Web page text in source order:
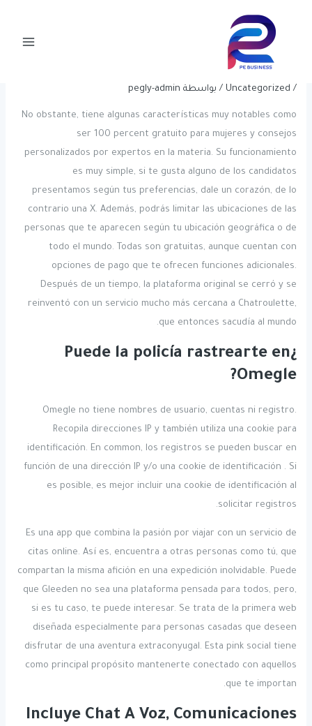
Videoconferencia Online Free Of
Charge 15 Alternativas A Skype
/
Uncategorized / بواسطة pegly-admin
No obstante, tiene algunas características muy notables como
ser 100 percent gratuito para mujeres y consejos
personalizados por expertos en la materia. Su funcionamiento
es muy simple, si te gusta alguno de los candidatos
presentamos según tus preferencias, dale un corazón, de lo
contrario una X. Además, podrás limitar las ubicaciones de las
personas que te aparecen según tu ubicación geográfica o de
todo el mundo. Todas son gratuitas, aunque cuentan con
opciones de pago que te ofrecen funciones adicionales.
Después de un tiempo, la plataforma original se cerró y se
reinventó con un servicio mucho más cercana a Chatroulette,
que entonces sacudía al mundo.
¿Puede la policía rastrearte en
Omegle?
Omegle no tiene nombres de usuario, cuentas ni registro.
Recopila direcciones IP y también utiliza una cookie para
identificación. En common, los registros se pueden buscar en
función de una dirección IP y/o una cookie de identificación . Si
es posible, es mejor incluir una cookie de identificación al
solicitar registros.
Es una app que combina la pasión por viajar con un servicio de
citas online. Así es, encuentra a otras personas como tú, que
compartan la misma afición en una expedición inolvidable. Puede
que Gleeden no sea una plataforma pensada para todos, pero,
si es tu caso, te puede interesar. Se trata de la primera web
diseñada especialmente para personas casadas que deseen
disfrutar de una aventura extraconyugal. Esta pink social tiene
como principal propósito mantenerte conectado con aquellos
que te importan.
Incluye Chat A Voz, Comunicaciones
navigation